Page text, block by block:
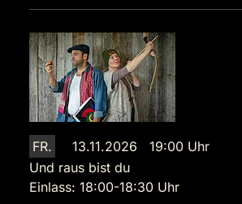
FR.
13.11.2026 19:00 Uhr
Und raus bist du
Einlass: 18:00-18:30 Uhr